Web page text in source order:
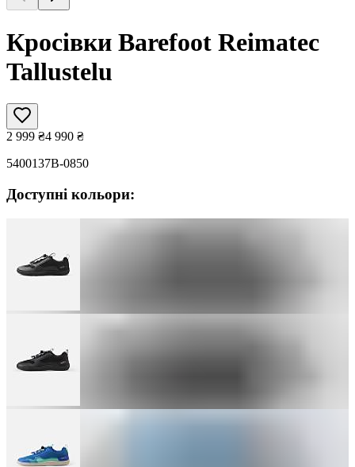
Кросівки Barefoot Reimatec
Tallustelu
2 999 ₴4 990 ₴
5400137B-0850
Доступні кольори: